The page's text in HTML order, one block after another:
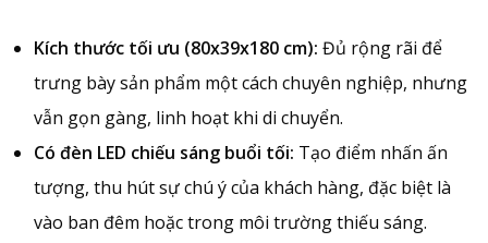
Kích thước tối ưu (80x39x180 cm): Đủ rộng rãi để
trưng bày sản phẩm một cách chuyên nghiệp, nhưng
vẫn gọn gàng, linh hoạt khi di chuyển.
Có đèn LED chiếu sáng buổi tối: Tạo điểm nhấn ấn
tượng, thu hút sự chú ý của khách hàng, đặc biệt là
vào ban đêm hoặc trong môi trường thiếu sáng.